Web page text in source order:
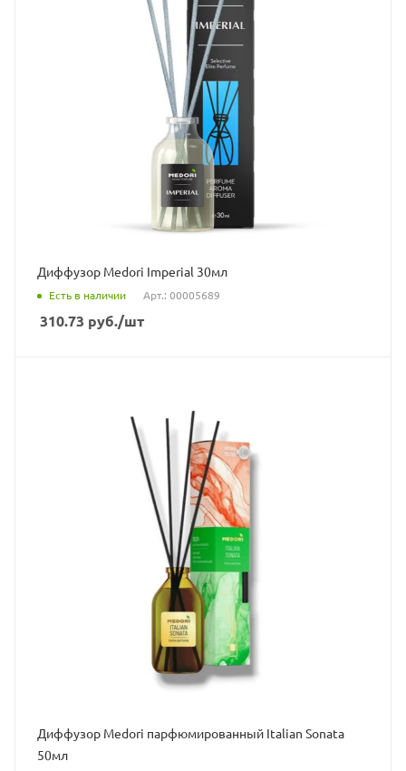
Диффузор Medori Imperial 30мл
Есть в наличии Арт.: 00005689
310.73 руб./шт
Диффузор Medori парфюмированный Italian Sonata
50мл